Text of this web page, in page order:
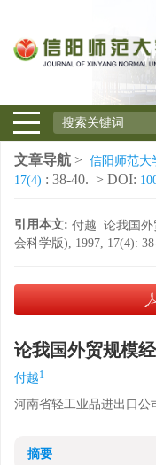
文章导航 > 信阳师范大
17(4) : 38-40. > DOI:
引用本文: 付越. 论我国
会科学版), 1997, 17(4):
论我国外贸规模
付越1
河南省轻工业品进出口公
摘要